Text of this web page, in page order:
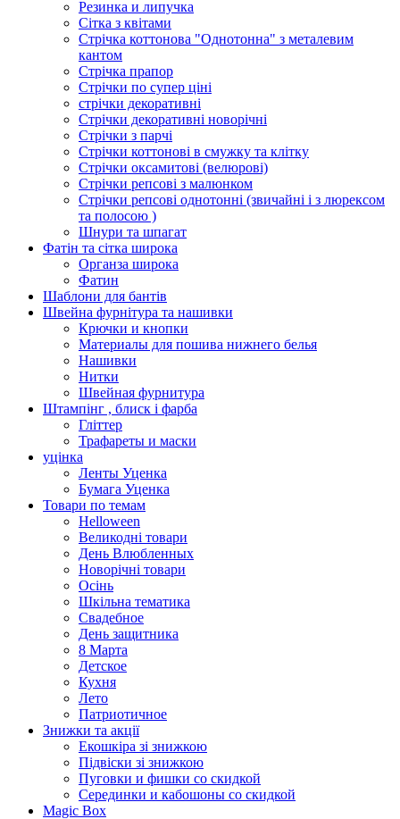
Резинка и липучка
Сітка з квітами
Стрічка коттонова "Однотонна" з металевим
кантом
Стрічка прапор
Стрічки по супер ціні
стрічки декоративні
Стрічки декоративні новорічні
Стрічки з парчі
Стрічки коттонові в смужку та клітку
Стрічки оксамитові (велюрові)
Стрічки репсові з малюнком
Стрічки репсові однотонні (звичайні і з люрексом
та полосою )
Шнури та шпагат
Фатін та сітка широка
Органза широка
Фатин
Шаблони для бантів
Швейна фурнітура та нашивки
Крючки и кнопки
Материалы для пошива нижнего белья
Нашивки
Нитки
Швейная фурнитура
Штампінг , блиск і фарба
Гліттер
Трафареты и маски
уцінка
Ленты Уценка
Бумага Уценка
Товари по темам
Helloween
Великодні товари
День Влюбленных
Новорічні товари
Осінь
Шкільна тематика
Свадебное
День защитника
8 Марта
Детское
Кухня
Лето
Патриотичное
Знижки та акції
Екошкіра зі знижкою
Підвіски зі знижкою
Пуговки и фишки со скидкой
Серединки и кабошоны со скидкой
Magic Box